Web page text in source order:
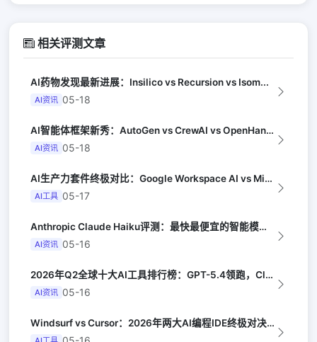
相关评测文章
AI药物发现最新进展：Insilico vs Recursion vs Isom...
AI资讯 05-18
AI智能体框架新秀：AutoGen vs CrewAI vs OpenHands...
AI资讯 05-18
AI生产力套件终极对比：Google Workspace AI vs Micro...
AI工具 05-17
Anthropic Claude Haiku评测：最快最便宜的智能模型（Late...
AI资讯 05-16
2026年Q2全球十大AI工具排行榜：GPT-5.4领跑，Claude Opus...
AI资讯 05-16
Windsurf vs Cursor：2026年两大AI编程IDE终极对决实测（...